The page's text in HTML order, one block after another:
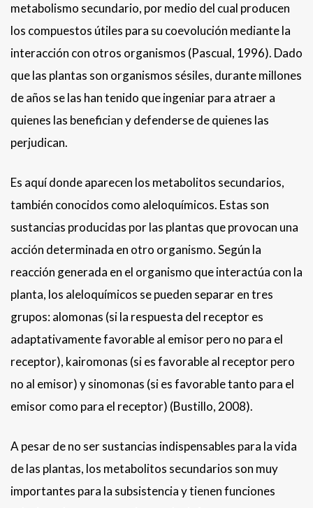
metabolismo secundario, por medio del cual producen
los compuestos útiles para su coevolución mediante la
interacción con otros organismos (Pascual, 1996). Dado
que las plantas son organismos sésiles, durante millones
de años se las han tenido que ingeniar para atraer a
quienes las benefician y defenderse de quienes las
perjudican.
Es aquí donde aparecen los metabolitos secundarios,
también conocidos como aleloquímicos. Estas son
sustancias producidas por las plantas que provocan una
acción determinada en otro organismo. Según la
reacción generada en el organismo que interactúa con la
planta, los aleloquímicos se pueden separar en tres
grupos: alomonas (si la respuesta del receptor es
adaptativamente favorable al emisor pero no para el
receptor), kairomonas (si es favorable al receptor pero
no al emisor) y sinomonas (si es favorable tanto para el
emisor como para el receptor) (Bustillo, 2008).
A pesar de no ser sustancias indispensables para la vida
de las plantas, los metabolitos secundarios son muy
importantes para la subsistencia y tienen funciones